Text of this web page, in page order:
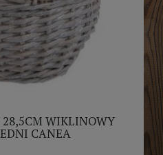
28,5CM WIKLINOWY
CANEA